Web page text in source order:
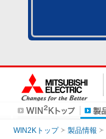
WIN2Kトップ 製品情報